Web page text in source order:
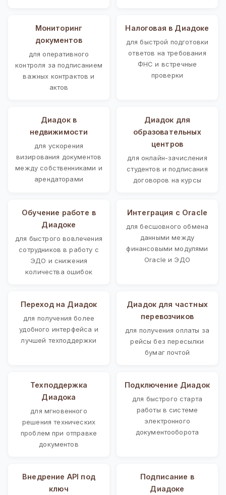
Мониторинг
документов
для оперативного
контроля за подписанием
важных контрактов и
актов
Налоговая в Диадоке
для быстрой подготовки
ответов на требования
ФНС и встречные
проверки
Диадок в
недвижимости
для ускорения
визирования документов
между собственниками и
арендаторами
Диадок для
образовательных
центров
для онлайн-зачисления
студентов и подписания
договоров на курсы
Обучение работе в
Диадоке
для быстрого вовлечения
сотрудников в работу с
ЭДО и снижения
количества ошибок
Интеграция с Oracle
для бесшовного обмена
данными между
финансовыми модулями
Oracle и ЭДО
Переход на Диадок
для получения более
удобного интерфейса и
лучшей техподдержки
Диадок для частных
перевозчиков
для получения оплаты за
рейсы без пересылки
бумаг почтой
Техподдержка
Диадока
для мгновенного
решения технических
проблем при отправке
документов
Подключение Диадок
для быстрого старта
работы в системе
электронного
документооборота
Внедрение API под
ключ
Подписание в
Диадоке